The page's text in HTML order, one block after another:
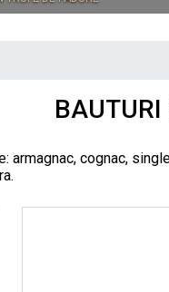
BAUTURI
armagnac, cognac,